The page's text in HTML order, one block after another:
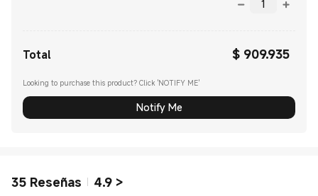
Total $ 909.935
Looking to purchase this product? Click 'NOTIFY ME'
Notify Me
35 Reseñas 4.9 >